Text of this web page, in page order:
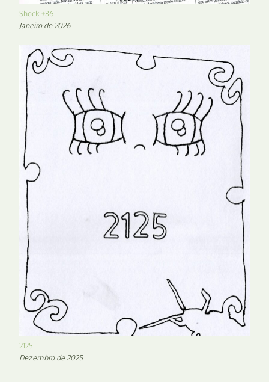
Shock #36
Janeiro de 2026
2125
Dezembro de 2025